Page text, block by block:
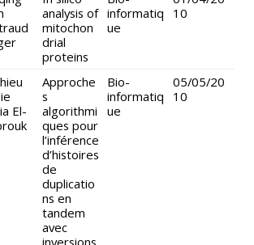
analysis of
mitochon
drial
proteins
informatiq
ue
10
El-
Approche
s
algorithmi
ques pour
l’inférence
d’histoires
de
duplicatio
ns en
tandem
avec
inversions
Bio-
informatiq
ue
05/05/20
10